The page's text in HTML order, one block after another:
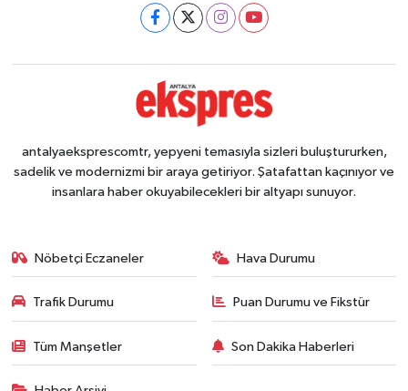
antalyaeksprescomtr, yepyeni temasıyla sizleri buluştururken,
sadelik ve modernizmi bir araya getiriyor. Şatafattan kaçınıyor ve
insanlara haber okuyabilecekleri bir altyapı sunuyor.
Nöbetçi Eczaneler Hava Durumu
Trafik Durumu Puan Durumu ve Fikstür
Tüm Manşetler Son Dakika Haberleri